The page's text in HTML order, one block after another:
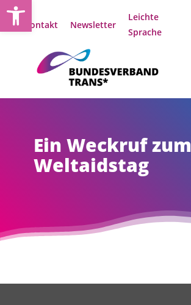
Zum
Inhalt
Kontakt Newsletter
Leichte
Sprache
Ein Weckruf zum
Weltaidstag